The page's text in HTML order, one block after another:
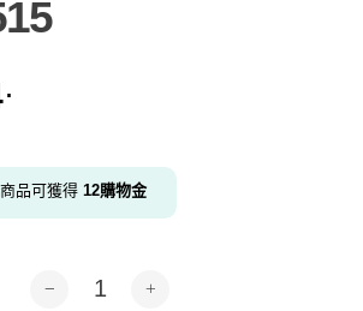
.
品可獲得 12購物金
Toshi-代客印製-260515 數量